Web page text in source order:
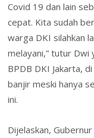
Covid 19 dan lain
cepat. Kita sudah
warga DKI silahkan
melayani,” tutur Dwi
BPDB DKI Jakarta,
banjir meski hanya
ini.
Dijelaskan,